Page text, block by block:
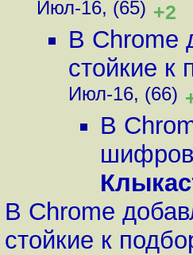
Июл-16, (65) +2
В Chrome
стойкие к
Июл-16, (66)
В
В Chrome
стойкие к